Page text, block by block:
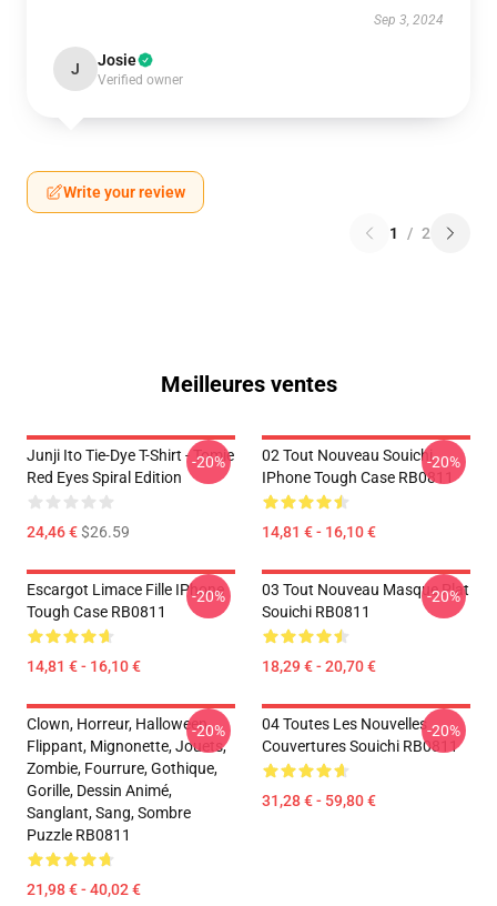
Sep 3, 2024
J Josie
Verified owner
Write your review
1 / 2
Meilleures ventes
Junji Ito Tie-Dye T-Shirt - Tomie
Red Eyes Spiral Edition
24,46 €$26.59
-20%
02 Tout Nouveau Souichi
IPhone Tough Case RB0811
14,81 € - 16,10 €
-20%
Escargot Limace Fille IPhone
Tough Case RB0811
14,81 € - 16,10 €
-20%
03 Tout Nouveau Masque Plat
Souichi RB0811
18,29 € - 20,70 €
-20%
Clown, Horreur, Halloween,
Flippant, Mignonette, Jouets,
Zombie, Fourrure, Gothique,
Gorille, Dessin Animé,
Sanglant, Sang, Sombre
Puzzle RB0811
21,98 € - 40,02 €
-20%
04 Toutes Les Nouvelles
Couvertures Souichi RB0811
31,28 € - 59,80 €
-20%